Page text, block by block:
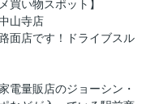
買い物スポット】
山寺店
面店です！ドライブスル
電量販店のジョーシン・